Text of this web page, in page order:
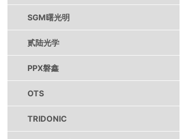
SGM曙光明
贰陆光学
PPX磐鑫
OTS
TRIDONIC